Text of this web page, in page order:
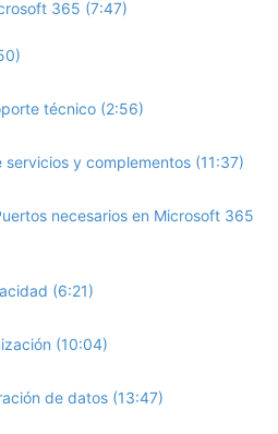
365 (7:47)
técnico (2:56)
servicios y complementos (11:37)
necesarios en Microsoft 365
(6:21)
(10:04)
de datos (13:47)